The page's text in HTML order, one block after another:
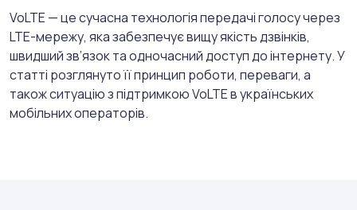
VoLTE — це сучасна технологія передачі голосу через
LTE-мережу, яка забезпечує вищу якість дзвінків,
швидший зв’язок та одночасний доступ до інтернету. У
статті розглянуто її принцип роботи, переваги, а
також ситуацію з підтримкою VoLTE в українських
мобільних операторів.